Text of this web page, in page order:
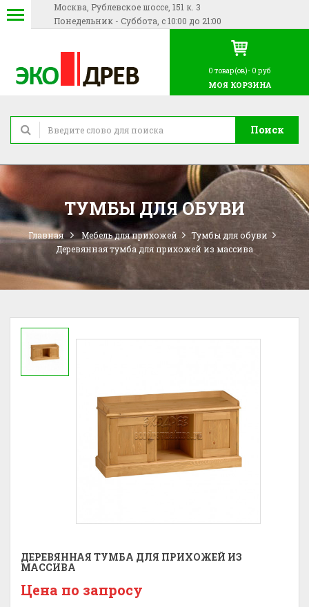
Москва, Рублевское шоссе, 151 к. 3
Понедельник - Суббота, с 10:00 до 21:00
Поиск
0 товар(ов)- 0 руб
МОЯ КОРЗИНА
ТУМБЫ ДЛЯ ОБУВИ
Главная Мебель для прихожей
Тумбы для обуви
Деревянная тумба для прихожей из массива
ДЕРЕВЯННАЯ ТУМБА ДЛЯ ПРИХОЖЕЙ ИЗ
МАССИВА
Цена по запросу